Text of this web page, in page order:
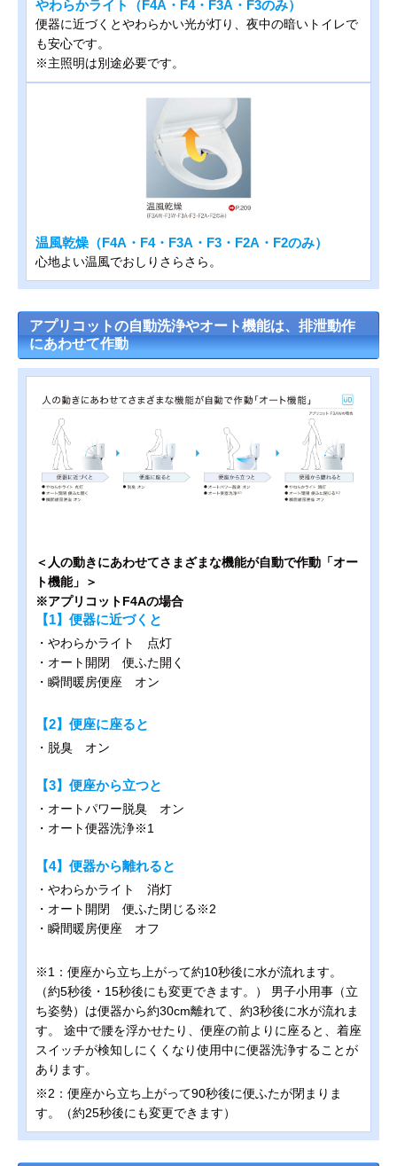
やわらかライト（F4A・F4・F3A・F3のみ）
便器に近づくとやわらかい光が灯り、夜中の暗いトイレで
も安心です。
※主照明は別途必要です。
温風乾燥（F4A・F4・F3A・F3・F2A・F2のみ）
心地よい温風でおしりさらさら。
アプリコットの自動洗浄やオート機能は、排泄動作
にあわせて作動
＜人の動きにあわせてさまざまな機能が自動で作動「オー
ト機能」＞
※アプリコットF4Aの場合
【1】便器に近づくと
・やわらかライト 点灯
・オート開閉 便ふた開く
・瞬間暖房便座 オン
【2】便座に座ると
・脱臭 オン
【3】便座から立つと
・オートパワー脱臭 オン
・オート便器洗浄※1
【4】便器から離れると
・やわらかライト 消灯
・オート開閉 便ふた閉じる※2
・瞬間暖房便座 オフ
※1：便座から立ち上がって約10秒後に水が流れます。
（約5秒後・15秒後にも変更できます。） 男子小用事（立
ち姿勢）は便器から約30cm離れて、約3秒後に水が流れま
す。 途中で腰を浮かせたり、便座の前よりに座ると、着座
スイッチが検知しにくくなり使用中に便器洗浄することが
あります。
※2：便座から立ち上がって90秒後に便ふたが閉まりま
す。（約25秒後にも変更できます）